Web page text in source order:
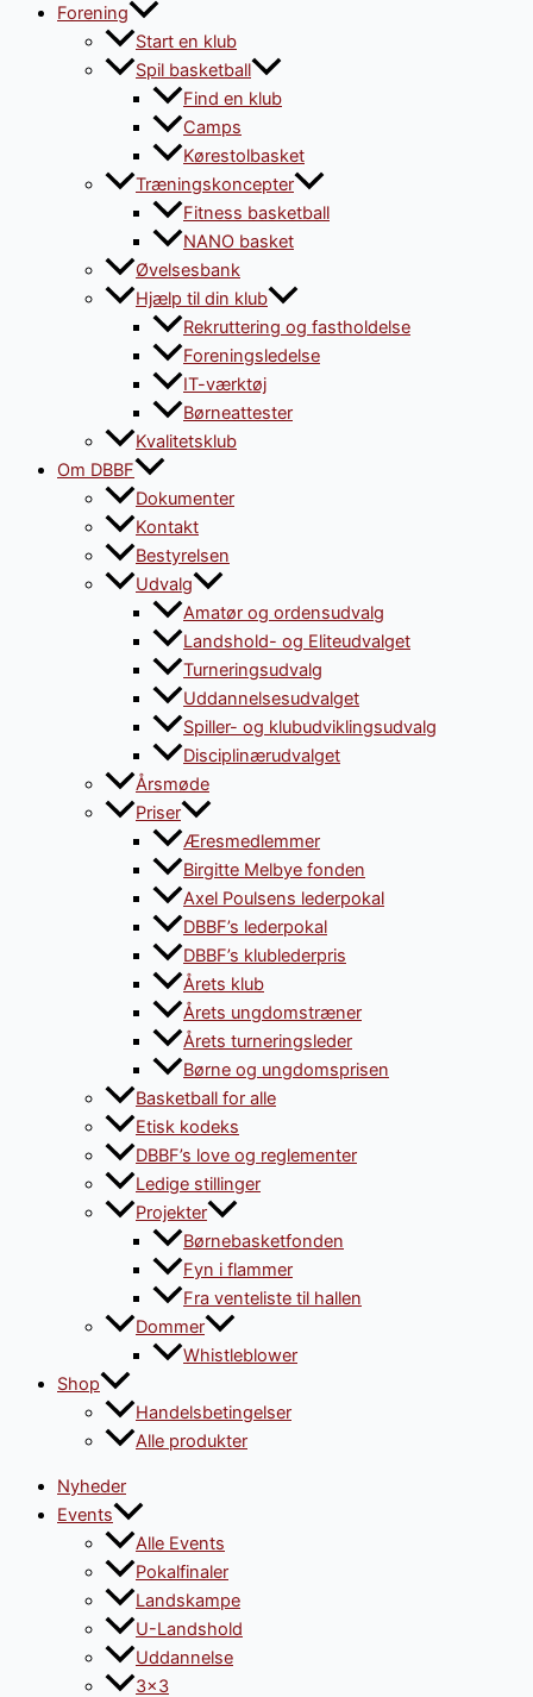
Forening
Start en klub
Spil basketball
Find en klub
Camps
Kørestolbasket
Træningskoncepter
Fitness basketball
NANO basket
Øvelsesbank
Hjælp til din klub
Rekruttering og fastholdelse
Foreningsledelse
IT-værktøj
Børneattester
Kvalitetsklub
Om DBBF
Dokumenter
Kontakt
Bestyrelsen
Udvalg
Amatør og ordensudvalg
Landshold- og Eliteudvalget
Turneringsudvalg
Uddannelsesudvalget
Spiller- og klubudviklingsudvalg
Disciplinærudvalget
Årsmøde
Priser
Æresmedlemmer
Birgitte Melbye fonden
Axel Poulsens lederpokal
DBBF’s lederpokal
DBBF’s klublederpris
Årets klub
Årets ungdomstræner
Årets turneringsleder
Børne og ungdomsprisen
Basketball for alle
Etisk kodeks
DBBF’s love og reglementer
Ledige stillinger
Projekter
Børnebasketfonden
Fyn i flammer
Fra venteliste til hallen
Dommer
Whistleblower
Shop
Handelsbetingelser
Alle produkter
Nyheder
Events
Alle Events
Pokalfinaler
Landskampe
U-Landshold
Uddannelse
3×3